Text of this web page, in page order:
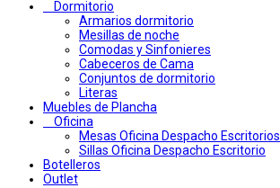
Dormitorio
Armarios dormitorio
Mesillas de noche
Comodas y Sinfonieres
Cabeceros de Cama
Conjuntos de dormitorio
Literas
Muebles de Plancha
Oficina
Mesas Oficina Despacho Escritorios
Sillas Oficina Despacho Escritorio
Botelleros
Outlet